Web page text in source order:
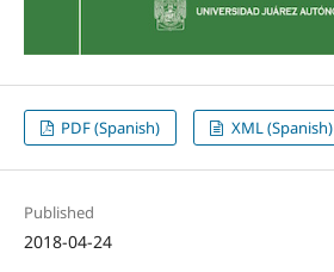
PDF (Spanish) XML (Spanish)
Published
2018-04-24